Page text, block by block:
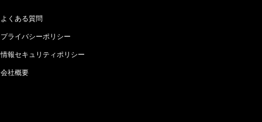
よくある質問
プライバシーポリシー
情報セキュリティポリシー
会社概要